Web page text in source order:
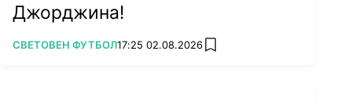
Джорджина!
ПОВЕЧЕ ОТ
СВЕТОВЕН ФУТБОЛ17:25 02.08.2026 add favorites